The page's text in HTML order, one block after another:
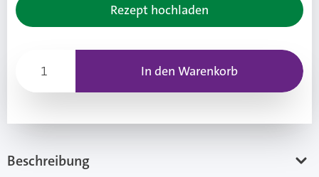
Rezept hochladen
In den Warenkorb
Beschreibung